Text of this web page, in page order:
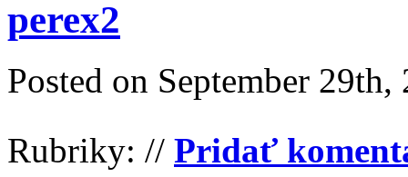
perex2
Posted on September 29th,
Rubriky: // Pridať